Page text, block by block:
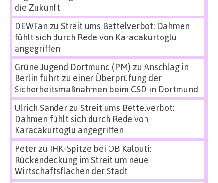
die Zukunft
DEWFan zu Streit ums Bettelverbot: Dahmen
fühlt sich durch Rede von Karacakurtoglu
angegriffen
Grüne Jugend Dortmund (PM) zu Anschlag in
Berlin führt zu einer Überprüfung der
Sicherheitsmaßnahmen beim CSD in Dortmund
Ulrich Sanderzu Streit ums Bettelverbot:
Dahmen fühlt sich durch Rede von
Karacakurtoglu angegriffen
Peterzu IHK-Spitze bei OB Kalouti:
Rückendeckung im Streit um neue
Wirtschaftsflächen der Stadt